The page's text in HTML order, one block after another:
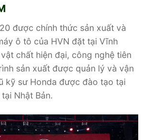
được chính thức sản xuất và
ô tô của HVN đặt tại Vĩnh
chất hiện đại, công nghệ tiên
sản xuất được quản lý và vận
kỹ sư Honda được đào tạo tại
Nhật Bản.